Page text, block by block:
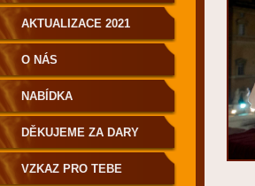
AKTUALIZACE 2021
O NÁS
NABÍDKA
DĚKUJEME ZA DARY
VZKAZ PRO TEBE